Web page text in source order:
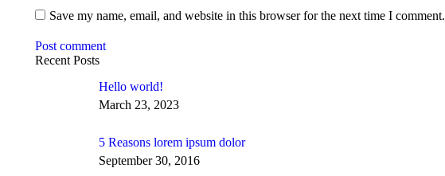
Save my name, email, and website in this browser for the next time I comment.
Post comment
Recent Posts
Hello world!
March 23, 2023
5 Reasons lorem ipsum dolor
September 30, 2016